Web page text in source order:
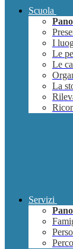
Scuola
I
Le
Le
La
Servizi